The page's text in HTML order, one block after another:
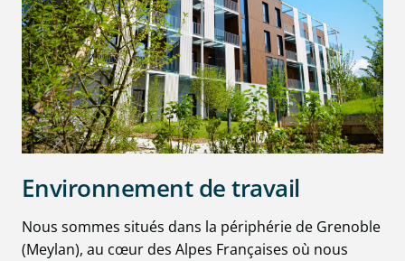
Environnement de travail
Nous sommes situés dans la périphérie de Grenoble
(Meylan), au cœur des Alpes Françaises où nous